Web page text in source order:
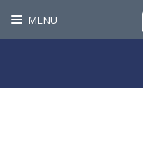
MENU